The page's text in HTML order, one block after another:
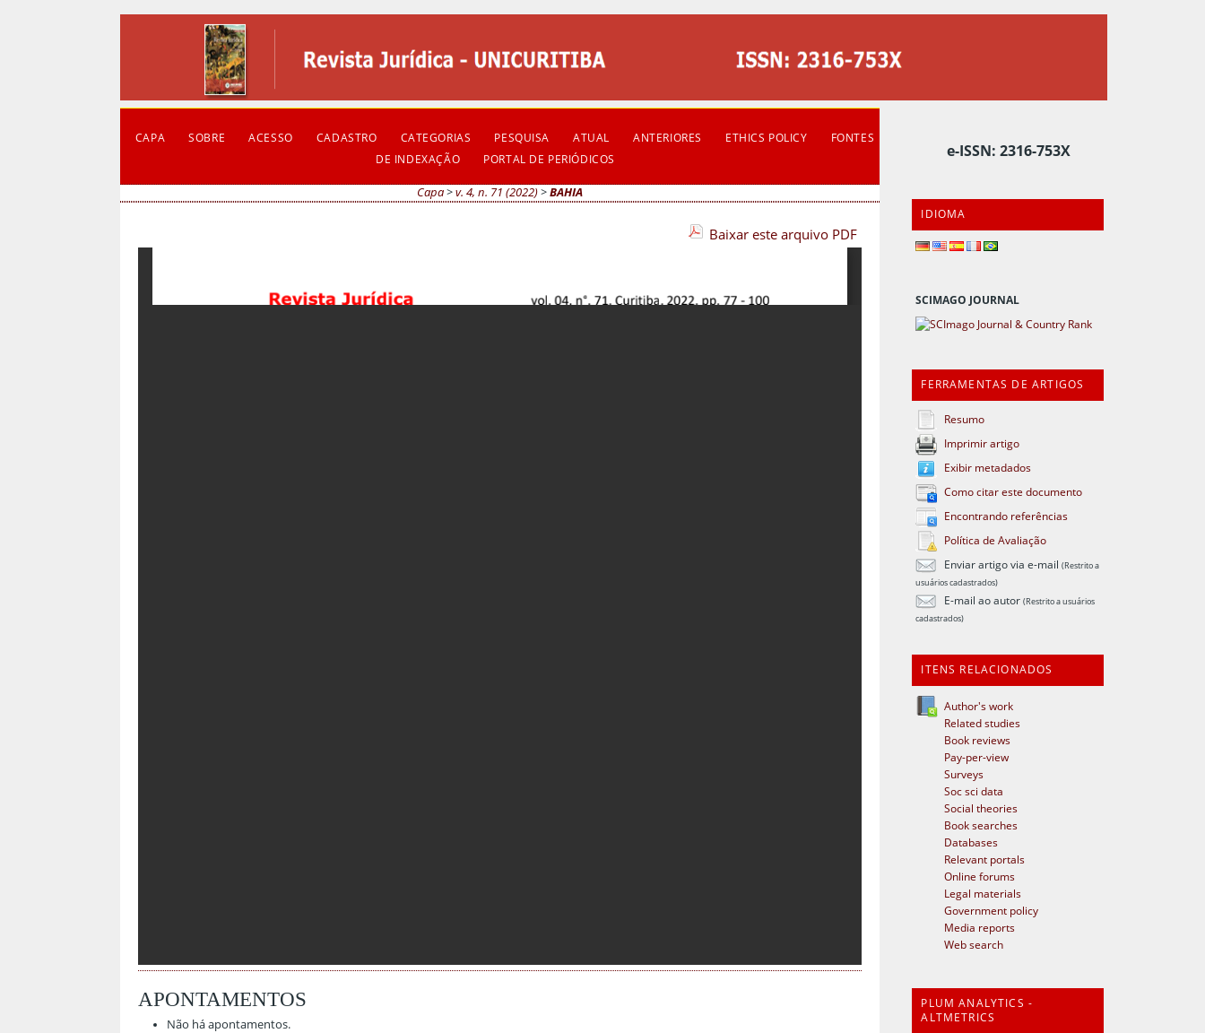
e-ISSN: 2316-753X
IDIOMA
SCIMAGO JOURNAL
FERRAMENTAS DE ARTIGOS
Resumo
Imprimir artigo
Exibir metadados
Como citar este documento
Encontrando referências
Política de Avaliação
Enviar artigo via e-mail(Restrito a
usuários cadastrados)
E-mail ao autor(Restrito a usuários
cadastrados)
ITENS RELACIONADOS
Author's work
Related studies
Book reviews
Pay-per-view
Surveys
Soc sci data
Social theories
Book searches
Databases
Relevant portals
Online forums
Legal materials
Government policy
Media reports
Web search
PLUM ANALYTICS -
ALTMETRICS
CAPA SOBRE ACESSO CADASTRO CATEGORIAS PESQUISA ATUAL ANTERIORES ETHICS POLICY
FONTES
DE INDEXAÇÃO
PORTAL DE PERIÓDICOS
Capa>v. 4, n. 71 (2022)>BAHIA
Baixar este arquivo PDF
APONTAMENTOS
Não há apontamentos.